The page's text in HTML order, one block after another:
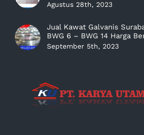
Agustus 28th, 2023
Jual Kawat Galvanis
BWG 6 – BWG 14 Harga
September 5th, 2023